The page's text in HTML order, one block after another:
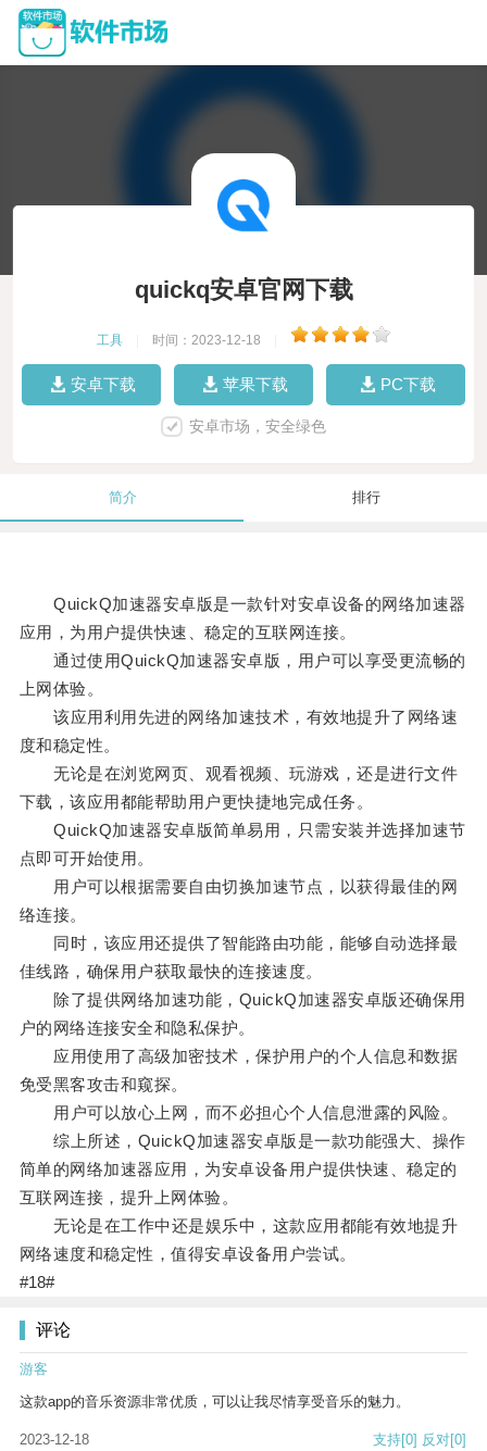
quickq安卓官网下载
工具 时间：2023-12-18
安卓下载 苹果下载 PC下载
安卓市场，安全绿色
简介 排行
QuickQ加速器安卓版是一款针对安卓设备的网络加速器
应用，为用户提供快速、稳定的互联网连接。
通过使用QuickQ加速器安卓版，用户可以享受更流畅的
上网体验。
该应用利用先进的网络加速技术，有效地提升了网络速
度和稳定性。
无论是在浏览网页、观看视频、玩游戏，还是进行文件
下载，该应用都能帮助用户更快捷地完成任务。
QuickQ加速器安卓版简单易用，只需安装并选择加速节
点即可开始使用。
用户可以根据需要自由切换加速节点，以获得最佳的网
络连接。
同时，该应用还提供了智能路由功能，能够自动选择最
佳线路，确保用户获取最快的连接速度。
除了提供网络加速功能，QuickQ加速器安卓版还确保用
户的网络连接安全和隐私保护。
应用使用了高级加密技术，保护用户的个人信息和数据
免受黑客攻击和窥探。
用户可以放心上网，而不必担心个人信息泄露的风险。
综上所述，QuickQ加速器安卓版是一款功能强大、操作
简单的网络加速器应用，为安卓设备用户提供快速、稳定的
互联网连接，提升上网体验。
无论是在工作中还是娱乐中，这款应用都能有效地提升
网络速度和稳定性，值得安卓设备用户尝试。
#18#
评论
游客
这款app的音乐资源非常优质，可以让我尽情享受音乐的魅力。
2023-12-18 支持[0] 反对[0]